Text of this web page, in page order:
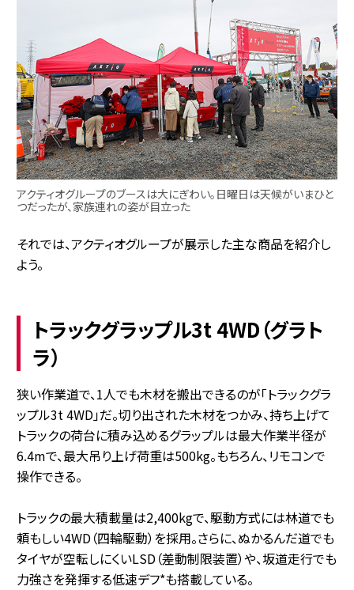
アクティオグループのブースは大にぎわい。日曜日は天候がいまひと
つだったが、家族連れの姿が目立った
それでは、アクティオグループが展示した主な商品を紹介し
よう。
トラックグラップル3t 4WD（グラト
ラ）
狭い作業道で、1人でも木材を搬出できるのが「トラックグラ
ップル3t 4WD」だ。切り出された木材をつかみ、持ち上げて
トラックの荷台に積み込めるグラップルは最大作業半径が
6.4mで、最大吊り上げ荷重は500kg。もちろん、リモコンで
操作できる。
トラックの最大積載量は2,400kgで、駆動方式には林道でも
頼もしい4WD（四輪駆動）を採用。さらに、ぬかるんだ道でも
タイヤが空転しにくいLSD（差動制限装置）や、坂道走行でも
力強さを発揮する低速デフ*も搭載している。